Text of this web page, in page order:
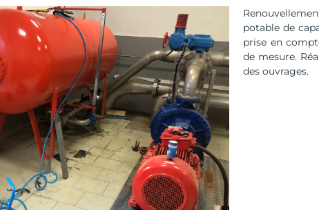
potable de
prise en
de mesure.
des ouvrages.